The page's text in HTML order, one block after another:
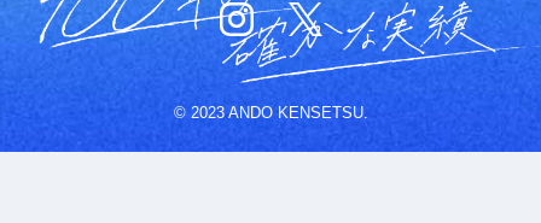
© 2023 ANDO KENSETSU.